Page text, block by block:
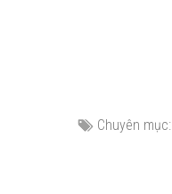
Chuyên mục: